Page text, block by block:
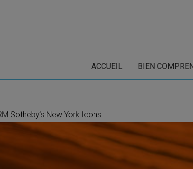
ACCUEIL BIEN
Sotheby’s New York Icons